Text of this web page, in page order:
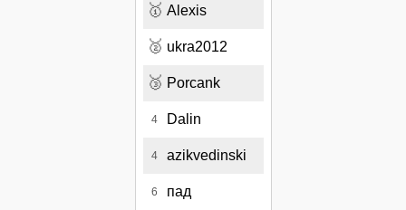
🥇 Alexis
🥈 ukra2012
🥉 Porcank
4 Dalin
4 azikvedinski
6 пад